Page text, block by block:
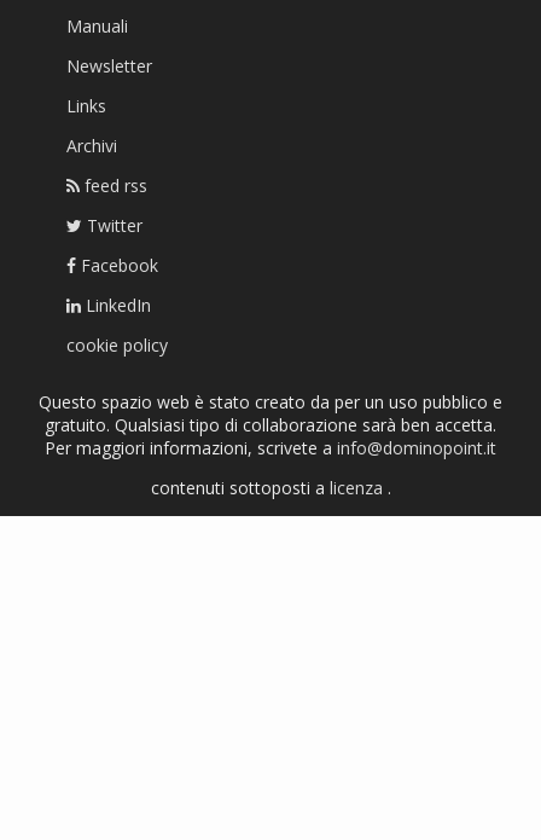
Manuali
Newsletter
Links
Archivi
feed rss
Twitter
Facebook
LinkedIn
cookie policy
Questo spazio web è stato creato da per un uso pubblico e
gratuito. Qualsiasi tipo di collaborazione sarà ben accetta.
Per maggiori informazioni, scrivete a info@dominopoint.it
contenuti sottoposti a licenza .